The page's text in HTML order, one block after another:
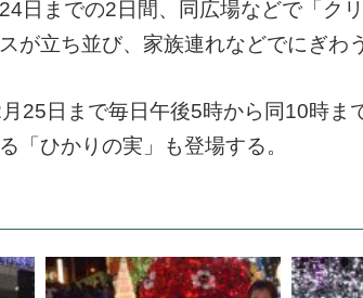
日までの2日間、同広場などで「ク
が立ち並び、家族連れなどでにぎわう
25日まで毎日午後5時から同10時
「ひかりの実」も登場する。